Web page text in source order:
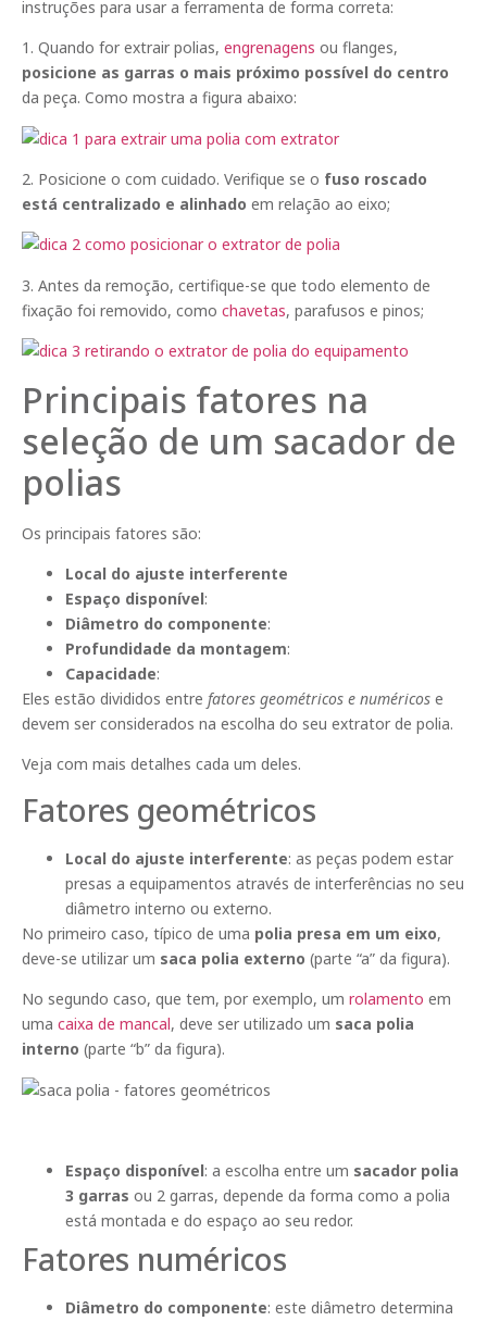
instruções para usar a ferramenta de forma correta:
1. Quando for extrair polias, engrenagens ou flanges,
posicione as garras o mais próximo possível do centro
da peça. Como mostra a figura abaixo:
2. Posicione o com cuidado. Verifique se o fuso roscado
está centralizado e alinhado em relação ao eixo;
3. Antes da remoção, certifique-se que todo elemento de
fixação foi removido, como chavetas, parafusos e pinos;
Principais fatores na
seleção de um sacador de
polias
Os principais fatores são:
Local do ajuste interferente
Espaço disponível:
Diâmetro do componente:
Profundidade da montagem:
Capacidade:
Eles estão divididos entre fatores geométricos e numéricos e
devem ser considerados na escolha do seu extrator de polia.
Veja com mais detalhes cada um deles.
Fatores geométricos
Local do ajuste interferente: as peças podem estar
presas a equipamentos através de interferências no seu
diâmetro interno ou externo.
No primeiro caso, típico de uma polia presa em um eixo,
deve-se utilizar um saca polia externo (parte “a” da figura).
No segundo caso, que tem, por exemplo, um rolamento em
uma caixa de mancal, deve ser utilizado um saca polia
interno (parte “b” da figura).
Espaço disponível: a escolha entre um sacador polia
3 garras ou 2 garras, depende da forma como a polia
está montada e do espaço ao seu redor.
Fatores numéricos
Diâmetro do componente: este diâmetro determina